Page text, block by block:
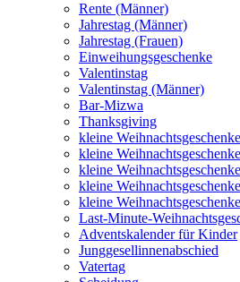
Rente (Männer)
Jahrestag (Männer)
Jahrestag (Frauen)
Einweihungsgeschenke
Valentinstag
Valentinstag (Männer)
Bar-Mizwa
Thanksgiving
kleine
kleine
kleine
kleine
kleine
Last-Minute-
Adventskalender für Kinder
Junggesellinnenabschied
Vatertag